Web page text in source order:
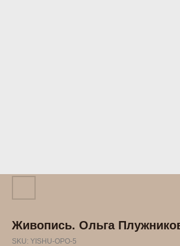
Живопись. Ольга
SKU: YISHU-OPO-5